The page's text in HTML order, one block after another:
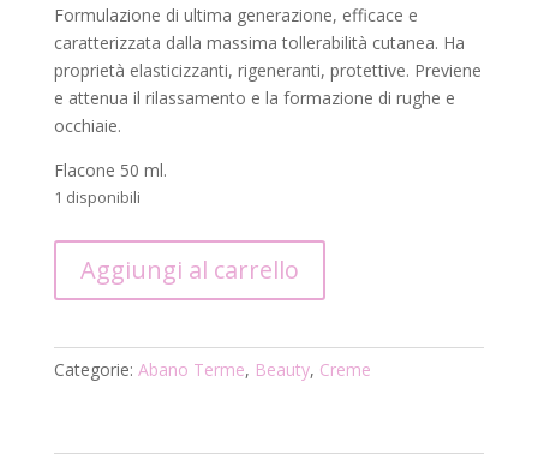
Formulazione di ultima generazione, efficace e
caratterizzata dalla massima tollerabilità cutanea. Ha
proprietà elasticizzanti, rigeneranti, protettive. Previene
e attenua il rilassamento e la formazione di rughe e
occhiaie.
Flacone 50 ml.
1 disponibili
Siero
Eyes
Aggiungi al carrello
Categorie: Abano Terme, Beauty, Creme